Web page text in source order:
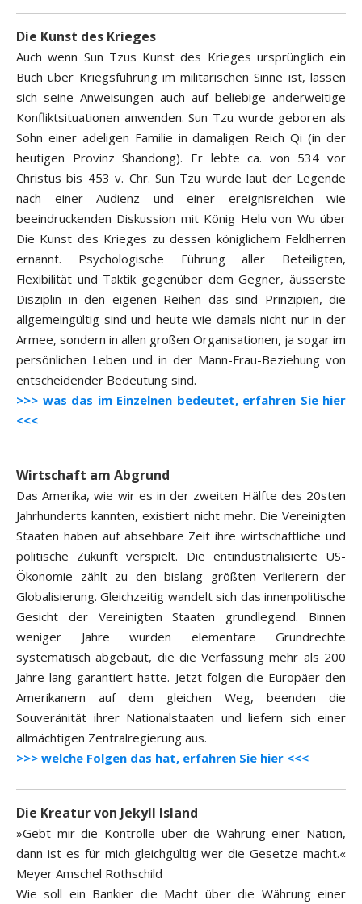
Die Kunst des Krieges
Auch wenn Sun Tzus Kunst des Krieges ursprünglich ein
Buch über Kriegsführung im militärischen Sinne ist, lassen
sich seine Anweisungen auch auf beliebige anderweitige
Konfliktsituationen anwenden. Sun Tzu wurde geboren als
Sohn einer adeligen Familie in damaligen Reich Qi (in der
heutigen Provinz Shandong). Er lebte ca. von 534 vor
Christus bis 453 v. Chr. Sun Tzu wurde laut der Legende
nach einer Audienz und einer ereignisreichen wie
beeindruckenden Diskussion mit König Helu von Wu über
Die Kunst des Krieges zu dessen königlichem Feldherren
ernannt. Psychologische Führung aller Beteiligten,
Flexibilität und Taktik gegenüber dem Gegner, äusserste
Disziplin in den eigenen Reihen das sind Prinzipien, die
allgemeingültig sind und heute wie damals nicht nur in der
Armee, sondern in allen großen Organisationen, ja sogar im
persönlichen Leben und in der Mann-Frau-Beziehung von
entscheidender Bedeutung sind.
>>> was das im Einzelnen bedeutet, erfahren Sie hier
<<<
Wirtschaft am Abgrund
Das Amerika, wie wir es in der zweiten Hälfte des 20sten
Jahrhunderts kannten, existiert nicht mehr. Die Vereinigten
Staaten haben auf absehbare Zeit ihre wirtschaftliche und
politische Zukunft verspielt. Die entindustrialisierte US-
Ökonomie zählt zu den bislang größten Verlierern der
Globalisierung. Gleichzeitig wandelt sich das innenpolitische
Gesicht der Vereinigten Staaten grundlegend. Binnen
weniger Jahre wurden elementare Grundrechte
systematisch abgebaut, die die Verfassung mehr als 200
Jahre lang garantiert hatte. Jetzt folgen die Europäer den
Amerikanern auf dem gleichen Weg, beenden die
Souveränität ihrer Nationalstaaten und liefern sich einer
allmächtigen Zentralregierung aus.
>>> welche Folgen das hat, erfahren Sie hier <<<
Die Kreatur von Jekyll Island
»Gebt mir die Kontrolle über die Währung einer Nation,
dann ist es für mich gleichgültig wer die Gesetze macht.«
Meyer Amschel Rothschild
Wie soll ein Bankier die Macht über die Währung einer